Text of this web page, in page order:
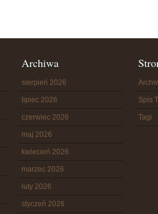
Archiwa
sierpień 2026
lipiec 2026
czerwiec 2026
maj 2026
kwiecień 2026
marzec 2026
luty 2026
styczeń 2026
Spis
Tagi